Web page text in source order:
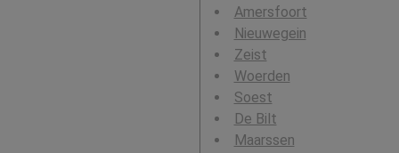
Amersfoort
Nieuwegein
Zeist
Woerden
Soest
De Bilt
Maarssen